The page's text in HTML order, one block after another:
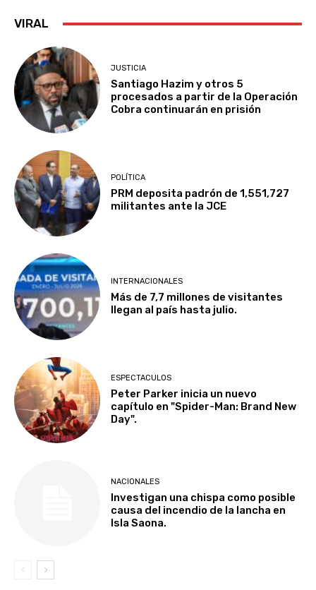
VIRAL
JUSTICIA
Santiago Hazim y otros 5
procesados a partir de la Operación
Cobra continuarán en prisión
POLÍTICA
PRM deposita padrón de 1,551,727
militantes ante la JCE
INTERNACIONALES
Más de 7,7 millones de visitantes
llegan al país hasta julio.
ESPECTACULOS
Peter Parker inicia un nuevo
capítulo en "Spider-Man: Brand New
Day".
NACIONALES
Investigan una chispa como posible
causa del incendio de la lancha en
Isla Saona.